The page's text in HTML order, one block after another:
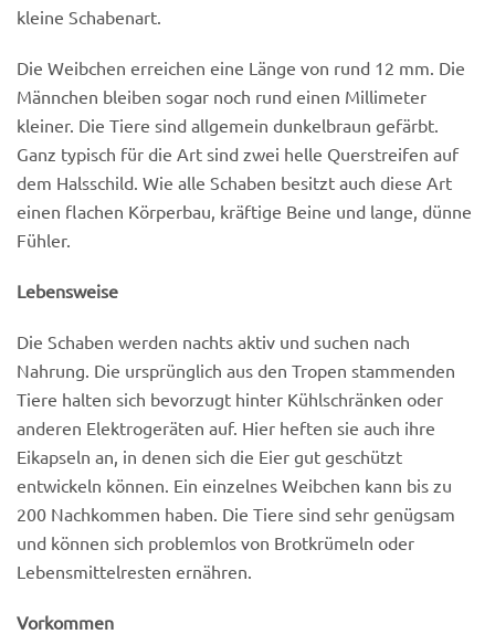
kleine Schabenart.
Die Weibchen erreichen eine Länge von rund 12 mm. Die
Männchen bleiben sogar noch rund einen Millimeter
kleiner. Die Tiere sind allgemein dunkelbraun gefärbt.
Ganz typisch für die Art sind zwei helle Querstreifen auf
dem Halsschild. Wie alle Schaben besitzt auch diese Art
einen flachen Körperbau, kräftige Beine und lange, dünne
Fühler.
Lebensweise
Die Schaben werden nachts aktiv und suchen nach
Nahrung. Die ursprünglich aus den Tropen stammenden
Tiere halten sich bevorzugt hinter Kühlschränken oder
anderen Elektrogeräten auf. Hier heften sie auch ihre
Eikapseln an, in denen sich die Eier gut geschützt
entwickeln können. Ein einzelnes Weibchen kann bis zu
200 Nachkommen haben. Die Tiere sind sehr genügsam
und können sich problemlos von Brotkrümeln oder
Lebensmittelresten ernähren.
Vorkommen